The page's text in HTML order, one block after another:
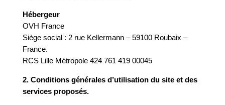
Hébergeur
OVH France
Siège social : 2 rue Kellermann – 59100 Roubaix –
France.
RCS Lille Métropole 424 761 419 00045
2. Conditions générales d’utilisation du site et des
services proposés.